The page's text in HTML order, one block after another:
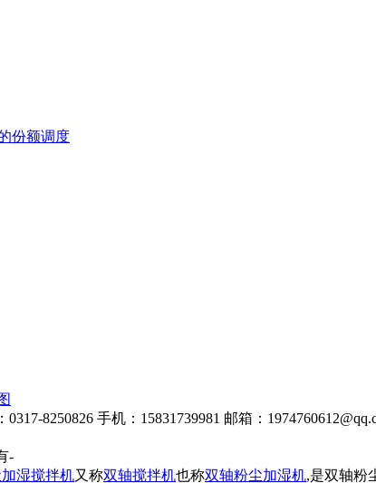
份额调度
8250826 手机：15831739981 邮箱：
-
湿搅拌机又称双轴搅拌机也称双轴粉尘加湿机,是双轴粉